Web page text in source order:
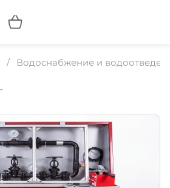
Водоснабжение и